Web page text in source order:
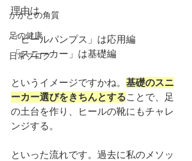
かかとの角質
足の健康
日常ブログ
理由は
「ヒールパンプス」は応用編
「スニーカー」は基礎編
というイメージですかね。 基礎のスニ
ーカー選びをきちんとすることで、足
の土台を作り、ヒールの靴にもチャレ
ンジする。
といった流れです。過去に私のメソッ